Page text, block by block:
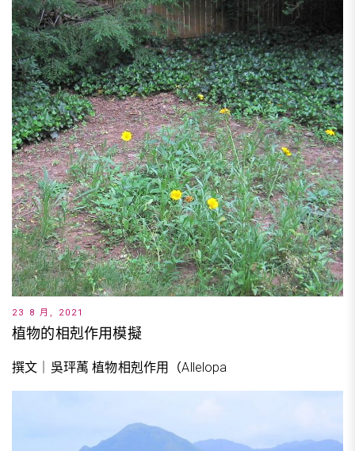
23 8 月, 2021
植物的相剋作用模擬
撰文｜吳玶萭 植物相剋作用（Allelopa